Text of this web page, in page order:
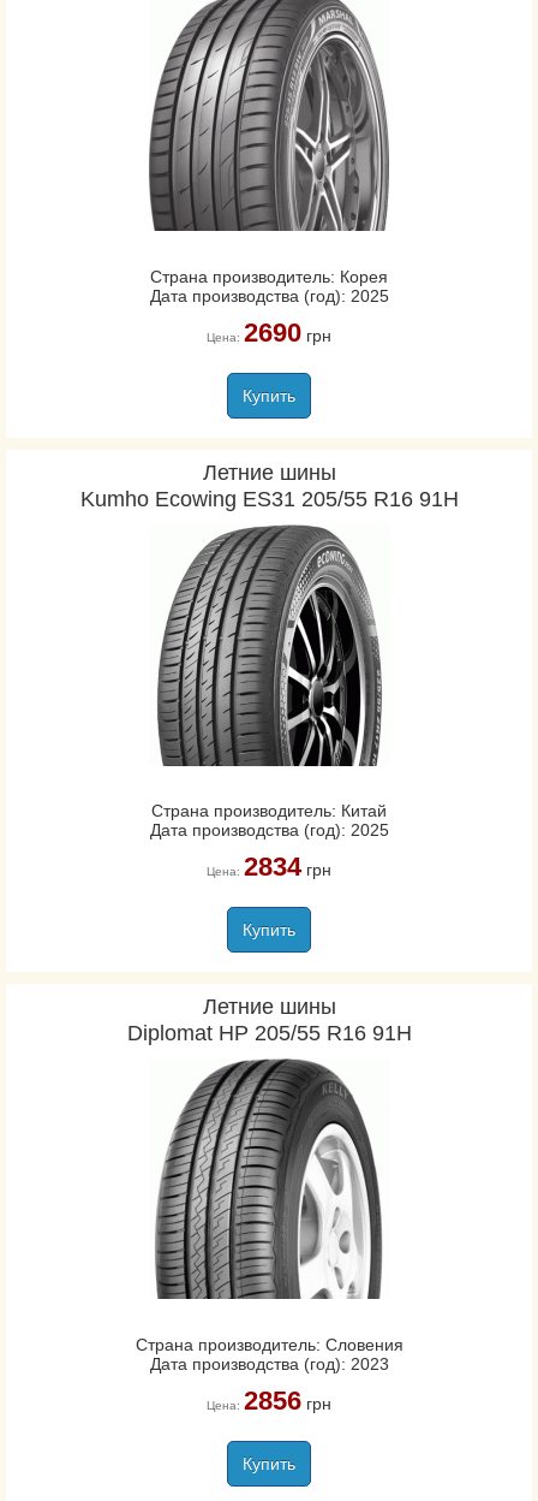
Страна производитель: Корея
Дата производства (год): 2025
Цена: 2690грн
Купить
Летние шины
Kumho Ecowing ES31 205/55 R16 91H
Страна производитель: Китай
Дата производства (год): 2025
Цена: 2834грн
Купить
Летние шины
Diplomat HP 205/55 R16 91H
Страна производитель: Словения
Дата производства (год): 2023
Цена: 2856грн
Купить